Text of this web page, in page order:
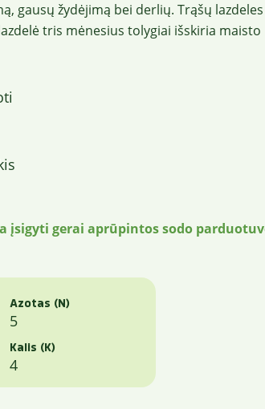
gausų žydėjimą bei derlių. Trąšų
tris mėnesius tolygiai išskiria maisto
įsigyti gerai aprūpintos sodo
Azotas (N)
5
Kalis (K)
4